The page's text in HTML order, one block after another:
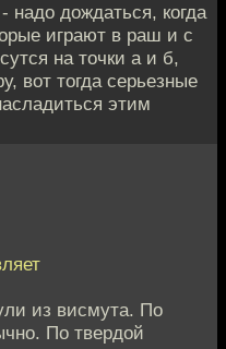
надо дождаться, когда
играют в раш и с
на точки а и б,
вот тогда серьезные
этим
из висмута. По
По твердой